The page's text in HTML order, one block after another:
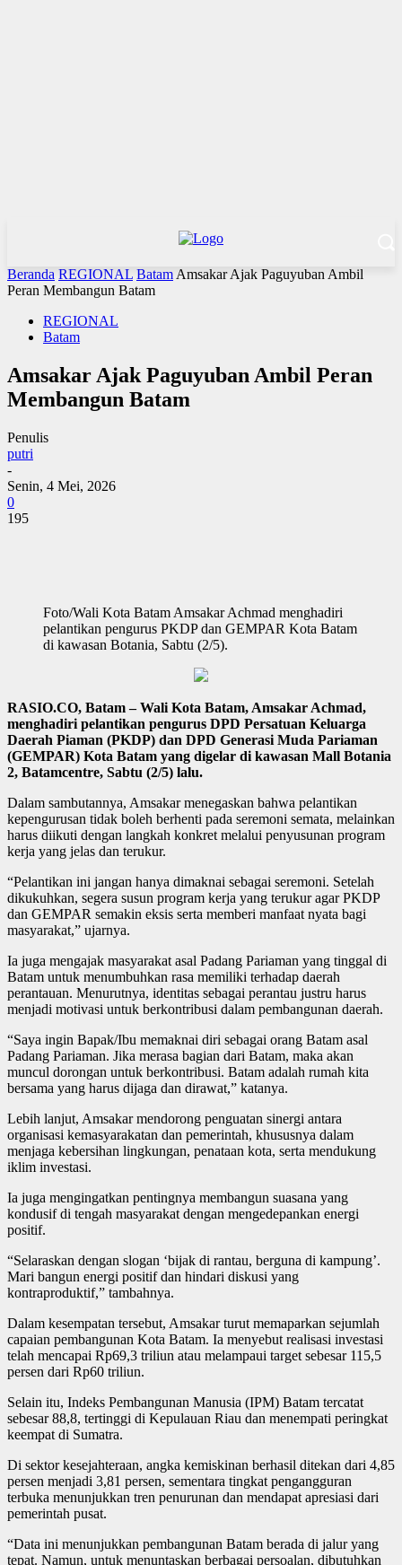
Beranda REGIONAL Batam Amsakar Ajak Paguyuban Ambil
Peran Membangun Batam
REGIONAL
Batam
Amsakar Ajak Paguyuban Ambil Peran
Membangun Batam
Penulis
putri
-
Senin, 4 Mei, 2026
0
195
Foto/Wali Kota Batam Amsakar Achmad menghadiri
pelantikan pengurus PKDP dan GEMPAR Kota Batam
di kawasan Botania, Sabtu (2/5).
RASIO.CO, Batam – Wali Kota Batam, Amsakar Achmad,
menghadiri pelantikan pengurus DPD Persatuan Keluarga
Daerah Piaman (PKDP) dan DPD Generasi Muda Pariaman
(GEMPAR) Kota Batam yang digelar di kawasan Mall Botania
2, Batamcentre, Sabtu (2/5) lalu.
Dalam sambutannya, Amsakar menegaskan bahwa pelantikan
kepengurusan tidak boleh berhenti pada seremoni semata, melainkan
harus diikuti dengan langkah konkret melalui penyusunan program
kerja yang jelas dan terukur.
“Pelantikan ini jangan hanya dimaknai sebagai seremoni. Setelah
dikukuhkan, segera susun program kerja yang terukur agar PKDP
dan GEMPAR semakin eksis serta memberi manfaat nyata bagi
masyarakat,” ujarnya.
Ia juga mengajak masyarakat asal Padang Pariaman yang tinggal di
Batam untuk menumbuhkan rasa memiliki terhadap daerah
perantauan. Menurutnya, identitas sebagai perantau justru harus
menjadi motivasi untuk berkontribusi dalam pembangunan daerah.
“Saya ingin Bapak/Ibu memaknai diri sebagai orang Batam asal
Padang Pariaman. Jika merasa bagian dari Batam, maka akan
muncul dorongan untuk berkontribusi. Batam adalah rumah kita
bersama yang harus dijaga dan dirawat,” katanya.
Lebih lanjut, Amsakar mendorong penguatan sinergi antara
organisasi kemasyarakatan dan pemerintah, khususnya dalam
menjaga kebersihan lingkungan, penataan kota, serta mendukung
iklim investasi.
Ia juga mengingatkan pentingnya membangun suasana yang
kondusif di tengah masyarakat dengan mengedepankan energi
positif.
“Selaraskan dengan slogan ‘bijak di rantau, berguna di kampung’.
Mari bangun energi positif dan hindari diskusi yang
kontraproduktif,” tambahnya.
Dalam kesempatan tersebut, Amsakar turut memaparkan sejumlah
capaian pembangunan Kota Batam. Ia menyebut realisasi investasi
telah mencapai Rp69,3 triliun atau melampaui target sebesar 115,5
persen dari Rp60 triliun.
Selain itu, Indeks Pembangunan Manusia (IPM) Batam tercatat
sebesar 88,8, tertinggi di Kepulauan Riau dan menempati peringkat
keempat di Sumatra.
Di sektor kesejahteraan, angka kemiskinan berhasil ditekan dari 4,85
persen menjadi 3,81 persen, sementara tingkat pengangguran
terbuka menunjukkan tren penurunan dan mendapat apresiasi dari
pemerintah pusat.
“Data ini menunjukkan pembangunan Batam berada di jalur yang
tepat. Namun, untuk menuntaskan berbagai persoalan, dibutuhkan